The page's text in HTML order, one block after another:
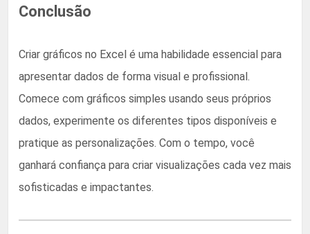
Conclusão
Criar gráficos no Excel é uma habilidade essencial para
apresentar dados de forma visual e profissional.
Comece com gráficos simples usando seus próprios
dados, experimente os diferentes tipos disponíveis e
pratique as personalizações. Com o tempo, você
ganhará confiança para criar visualizações cada vez mais
sofisticadas e impactantes.